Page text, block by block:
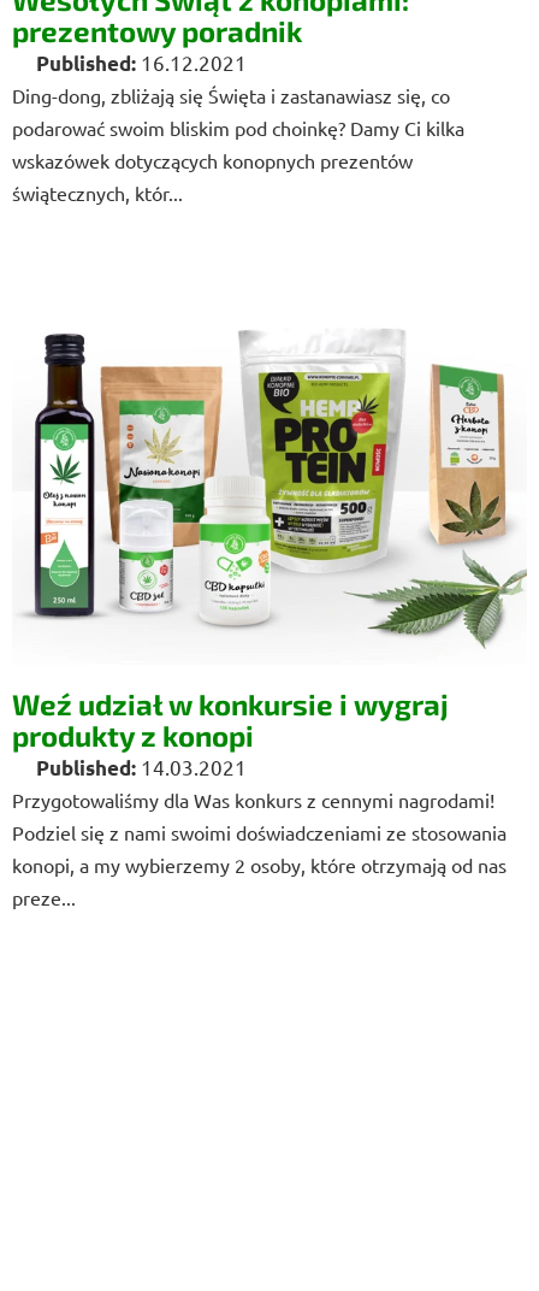
ó
w
prezentowy poradnik
16.12.2021
Ding-dong, zbliżają się Święta i zastanawiasz się, co
podarować swoim bliskim pod choinkę? Damy Ci kilka
wskazówek dotyczących konopnych prezentów
świątecznych, któr...
Weź udział w konkursie i wygraj
produkty z konopi
14.03.2021
Przygotowaliśmy dla Was konkurs z cennymi nagrodami!
Podziel się z nami swoimi doświadczeniami ze stosowania
konopi, a my wybierzemy 2 osoby, które otrzymają od nas
preze...